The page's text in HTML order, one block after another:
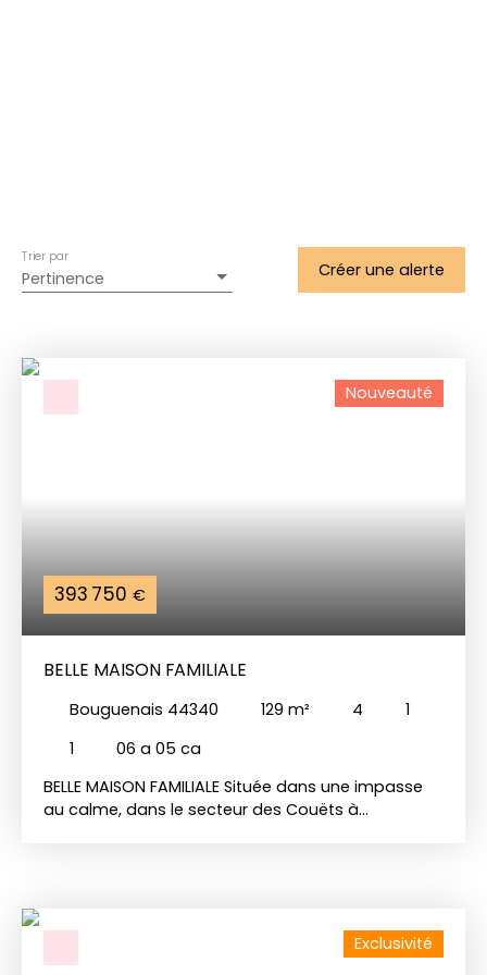
Pertinence
Trier par
Créer une alerte
393 750 €
Nouveauté
BELLE MAISON FAMILIALE
Bouguenais 44340 129 m² 4
1
1
06 a 05 ca
BELLE MAISON FAMILIALE Située dans une impasse
au calme, dans le secteur des Couëts à
séjour ouvert et sa cuisine contemporaine avec
fenêtres atelier. L’espace nuit dessert quatre
Exclusivité